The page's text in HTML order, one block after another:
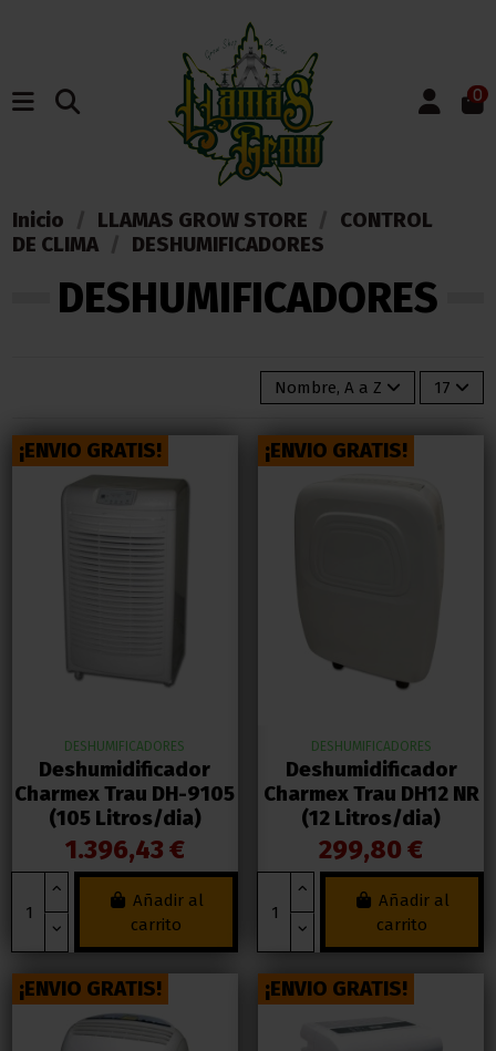
0
Inicio LLAMAS GROW STORE
CONTROL
DE CLIMA
DESHUMIFICADORES
DESHUMIFICADORES
Nombre, A a Z 17
¡ENVIO GRATIS!
DESHUMIFICADORES
Deshumidificador
Charmex Trau DH-9105
(105 Litros/dia)
1.396,43 €
Añadir al
carrito
¡ENVIO GRATIS!
DESHUMIFICADORES
Deshumidificador
Charmex Trau DH12 NR
(12 Litros/dia)
299,80 €
Añadir al
carrito
¡ENVIO GRATIS! ¡ENVIO GRATIS!